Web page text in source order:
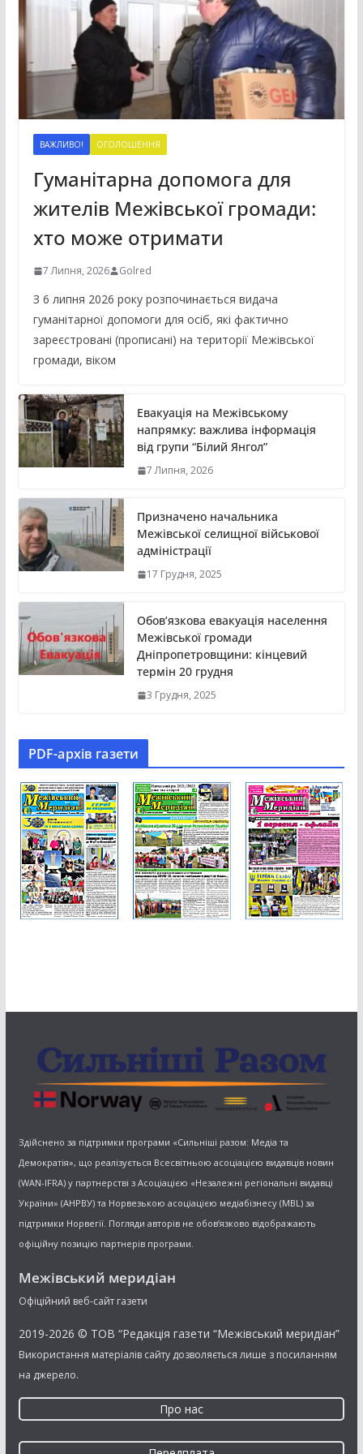
ВАЖЛИВО! ОГОЛОШЕННЯ
Гуманітарна допомога для
жителів Межівської громади:
хто може отримати
7 Липня, 2026 Golred
З 6 липня 2026 року розпочинається видача
гуманітарної допомоги для осіб, які фактично
зареєстровані (прописані) на території Межівської
громади, віком
Евакуація на Межівському
напрямку: важлива інформація
від групи “Білий Янгол”
7 Липня, 2026
Призначено начальника
Межівської селищної військової
адміністрації
17 Грудня, 2025
Обов’язкова евакуація населення
Межівської громади
Дніпропетровщини: кінцевий
термін 20 грудня
3 Грудня, 2025
PDF-aрхів газети
Здійснено за підтримки програми «Сильніші разом: Медіа та
Демократія», що реалізується Всесвітньою асоціацією видавців новин
(WAN-IFRA) у партнерстві з Асоціацією «Незалежні регіональні видавці
України» (АНРВУ) та Норвезькою асоціацією медіабізнесу (MBL) за
підтримки Норвегії. Погляди авторів не обов’язково відображають
офіційну позицію партнерів програми.
Межівський меридіан
Офіційний веб-сайт газети
2019-2026 © ТОВ “Редакція газети “Межівський меридіан”
Використання матеріалів сайту дозволяється лише з посиланням
на джерело.
Про нас